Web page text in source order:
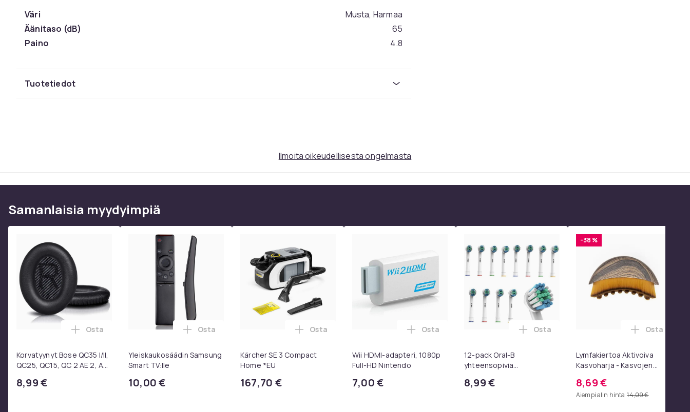
Väri
Musta, Harmaa
Äänitaso (dB)
65
Paino
4.8
Tuoteturvallisuustiedot
Tuotetiedot
Ilmoita oikeudellisesta ongelmasta
Samanlaisia ​​myydyimpiä
Korvatyynyt Bose QC35 I/II,
QC25, QC15, QC 2 AE 2, AE
SoundLink Black
8,99 €
Lisää Korvatyynyt Bose QC35 I/II, QC25, QC15, QC 2 AE 2, AE 2i, AE 2w, SoundTrue, SoundLink Black ostoskoriin
Osta
Yleiskaukosäädin Samsung
Smart TV:lle
10,00 €
Lisää Yleiskaukosäädin Samsung Smart TV:lle ostoskoriin
Osta
Kärcher SE 3 Compact
Home *EU
167,70 €
Lisää Kärcher SE 3 Compact Home *EU ostoskoriin
Osta
Wii HDMI-adapteri, 1080p
Full-HD Nintendo
7,00 €
Lisää Wii HDMI-adapteri, 1080p Full-HD Nintendo ostoskoriin
Osta
12-pack Oral-B
yhteensopivia
8,99 €
Lisää 12-pack Oral-B yhteensopivia
Osta
-38 %
Lymfakiertoa Aktivoiva
Kasvoharja - Kasvojen
Kasvohierontaan ja
Lymfaterapiaan
8,69 €
Aiempi alin hinta 14,09 €
Lisää
Osta